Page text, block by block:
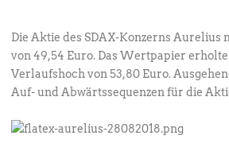
Die Aktie des SDAX-Konzerns Aurelius
von 49,54 Euro. Das Wertpapier
Verlaufshoch von 53,80 Euro.
Auf- und Abwärtssequenzen für die